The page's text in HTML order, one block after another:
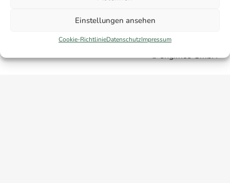
Einstellungen ansehen
Cookie-RichtlinieDatenschutzImpressum
Allgemeine Geschäftsbedingungen (AGB)
© engimos GmbH